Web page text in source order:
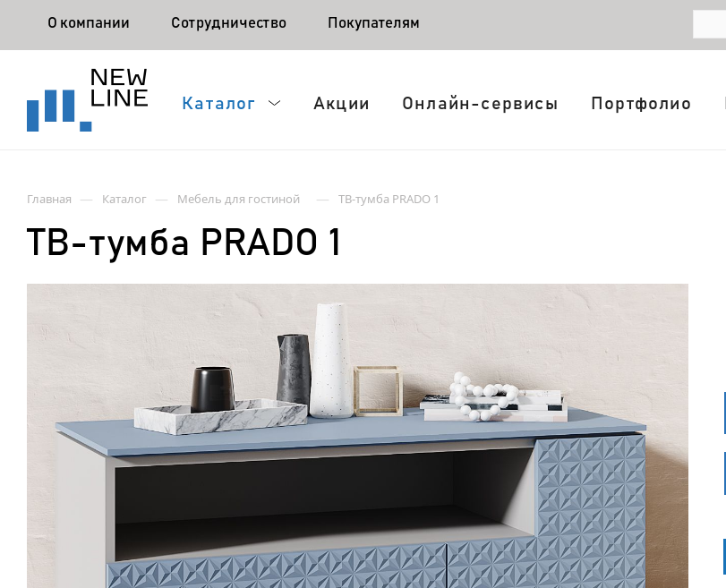
О компании Сотрудничество Покупателям
Каталог Акции Онлайн-сервисы Портфолио
Главная — Каталог — Мебель для гостиной — ТВ-тумба PRADO 1
ТВ-тумба PRADO 1